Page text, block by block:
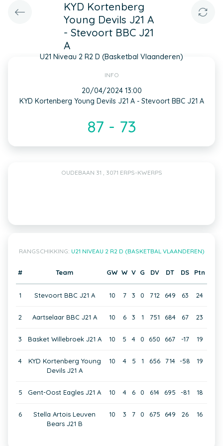
KYD Kortenberg
Young Devils J21 A
- Stevoort BBC J21
A
U21 Niveau 2 R2 D (Basketbal Vlaanderen)
INFO
20/04/2024 13:00
KYD Kortenberg Young Devils J21 A - Stevoort BBC J21 A
87 - 73
OUDEBAAN 31 , 3071 ERPS-KWERPS
RANGSCHIKKING: U21 NIVEAU 2 R2 D (BASKETBAL VLAANDEREN)
# Team GW W V G DV DT DS Ptn
1 Stevoort BBC J21 A 10 7 3 0 712 649 63 24
2 Aartselaar BBC J21 A 10 6 3 1 751 684 67 23
3 Basket Willebroek J21 A 10 5 4 0 650 667 -17 19
4
KYD Kortenberg Young
Devils J21 A
10 4 5 1 656 714 -58 19
5 Gent-Oost Eagles J21 A 10 4 6 0 614 695 -81 18
6
Stella Artois Leuven
Bears J21 B
10 3 7 0 675 649 26 16